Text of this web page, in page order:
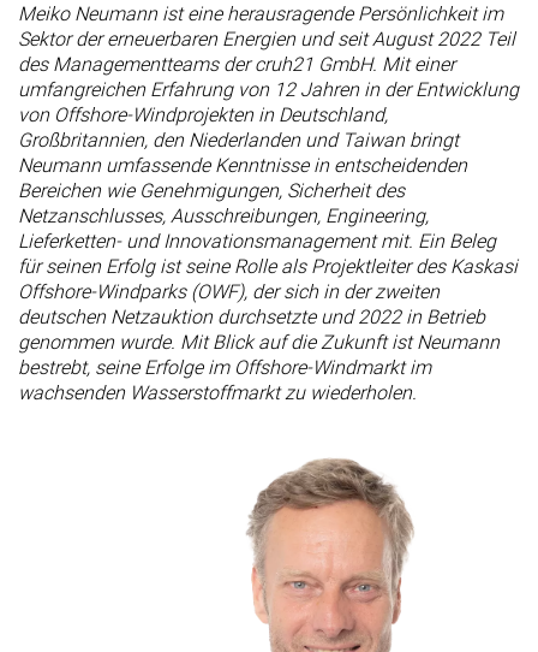
Meiko Neumann ist eine herausragende Persönlichkeit im
Sektor der erneuerbaren Energien und seit August 2022 Teil
des Managementteams der cruh21 GmbH. Mit einer
umfangreichen Erfahrung von 12 Jahren in der Entwicklung
von Offshore-Windprojekten in Deutschland,
Großbritannien, den Niederlanden und Taiwan bringt
Neumann umfassende Kenntnisse in entscheidenden
Bereichen wie Genehmigungen, Sicherheit des
Netzanschlusses, Ausschreibungen, Engineering,
Lieferketten- und Innovationsmanagement mit. Ein Beleg
für seinen Erfolg ist seine Rolle als Projektleiter des Kaskasi
Offshore-Windparks (OWF), der sich in der zweiten
deutschen Netzauktion durchsetzte und 2022 in Betrieb
genommen wurde. Mit Blick auf die Zukunft ist Neumann
bestrebt, seine Erfolge im Offshore-Windmarkt im
wachsenden Wasserstoffmarkt zu wiederholen.